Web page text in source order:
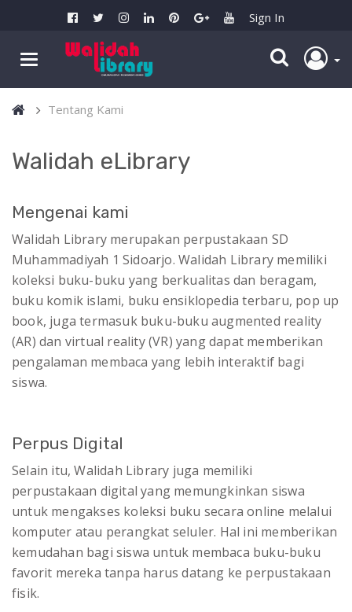
Sign In
Tentang Kami
Walidah eLibrary
Mengenai kami
Walidah Library merupakan perpustakaan SD
Muhammadiyah 1 Sidoarjo. Walidah Library memiliki
koleksi buku-buku yang berkualitas dan beragam,
buku komik islami, buku ensiklopedia terbaru, pop up
book, juga termasuk buku-buku augmented reality
(AR) dan virtual reality (VR) yang dapat memberikan
pengalaman membaca yang lebih interaktif bagi
siswa.
Perpus Digital
Selain itu, Walidah Library juga memiliki
perpustakaan digital yang memungkinkan siswa
untuk mengakses koleksi buku secara online melalui
komputer atau perangkat seluler. Hal ini memberikan
kemudahan bagi siswa untuk membaca buku-buku
favorit mereka tanpa harus datang ke perpustakaan
fisik.